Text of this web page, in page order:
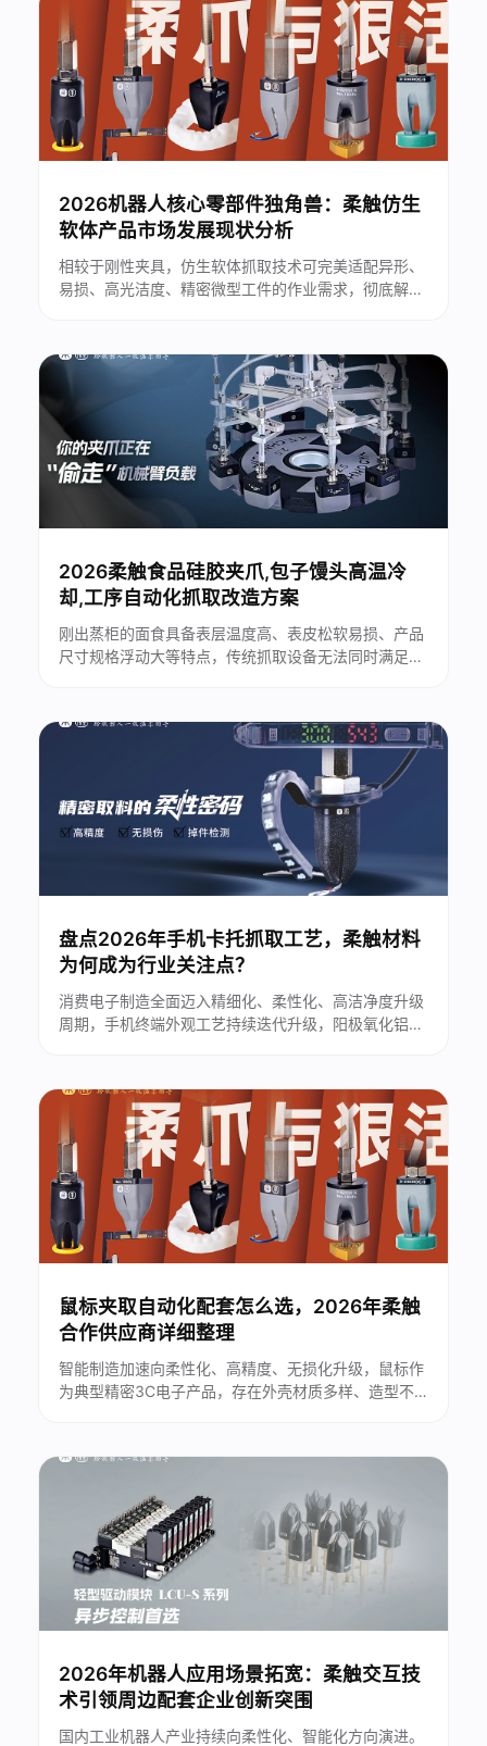
借自主可控的核心技术、跨行业落地能力，成为2026
年机器人核心零部件融资浪潮中......
2026机器人核心零部件独角兽：柔触仿生
软体产品市场发展现状分析
相较于刚性夹具，仿生软体抓取技术可完美适配异形、
易损、高光洁度、精密微型工件的作业需求，彻底解决
软体机器人产品正式进入技术商业化、场景规模化的关
键窗口期...
2026柔触食品硅胶夹爪,包子馒头高温冷
却,工序自动化抓取改造方案
刚出蒸柜的面食具备表层温度高、表皮松软易损、产品
尺寸规格浮动大等特点，传统抓取设备无法同时满足耐
盘点2026年手机卡托抓取工艺，柔触材料
为何成为行业关注点？
消费电子制造全面迈入精细化、柔性化、高洁净度升级
周期，手机终端外观工艺持续迭代升级，阳极氧化铝、
真空吸附工艺，在多型号卡托共线量产场景中，长期存
在工件划伤、静电积尘、治具换型繁琐、异形工件抓取
不稳等痛点，严重制约产线良率与生......
鼠标夹取自动化配套怎么选，2026年柔触
合作供应商详细整理
智能制造加速向柔性化、高精度、无损化升级，鼠标作
为典型精密3C电子产品，存在外壳材质多样、造型不
2026年机器人应用场景拓宽：柔触交互技
术引领周边配套企业创新突围
国内工业机器人产业持续向柔性化、智能化方向演进。